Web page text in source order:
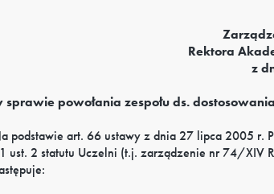
Rektora
z
sprawie powołania zespołu ds.
podstawie art. 66 ustawy z dnia 27 lipca 2005 r.
ust. 2 statutu Uczelni (t.j. zarządzenie nr 74/